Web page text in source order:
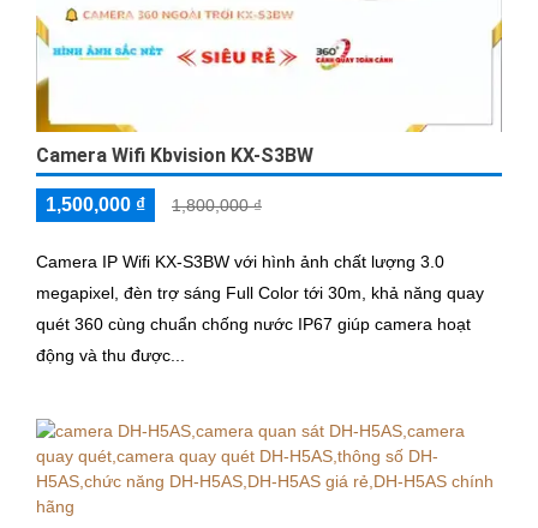
Camera Wifi Kbvision KX-S3BW
1,500,000 ₫ 1,800,000 ₫
Camera IP Wifi KX-S3BW với hình ảnh chất lượng 3.0
megapixel, đèn trợ sáng Full Color tới 30m, khả năng quay
quét 360 cùng chuẩn chống nước IP67 giúp camera hoạt
động và thu được...